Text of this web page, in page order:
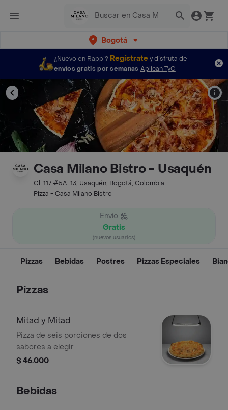
Bogotá
¿Nuevo en Rappi? Regístratey disfruta de
envíos gratis por semanas Aplican TyC
Casa Milano Bistro - Usaquén
Cl. 117 #5A-13, Usaquén, Bogotá, Colombia
Pizza - Casa Milano Bistro
Envío
Gratis
(nuevos usuarios)
Pizzas Bebidas Postres Pizzas Especiales
Pizzas
Mitad y Mitad
Pizza de seis porciones de dos
sabores a elegir.
$ 46.000
Bebidas